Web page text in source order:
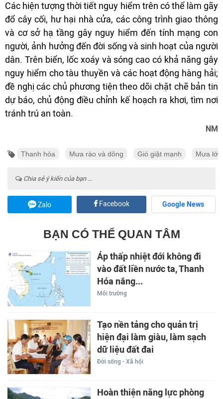
Các hiện tượng thời tiết nguy hiểm trên có thể làm gãy
đổ cây cối, hư hại nhà cửa, các công trình giao thông
và cơ sở hạ tầng gây nguy hiểm đến tính mạng con
người, ảnh hưởng đến đời sống và sinh hoạt của người
dân. Trên biển, lốc xoáy và sóng cao có khả năng gây
nguy hiểm cho tàu thuyền và các hoạt động hàng hải;
đề nghị các chủ phương tiện theo dõi chặt chẽ bản tin
dự báo, chủ động điều chỉnh kế hoạch ra khơi, tìm nơi
tránh trú an toàn.
NM
Thanh hóa Mưa rào và dông Gió giật mạnh Mưa lớn
Chia sẻ ý kiến của bạn ...
Zalo Facebook Google News
BẠN CÓ THỂ QUAN TÂM
Áp thấp nhiệt đới không đi
vào đất liền nước ta, Thanh
Hóa nắng...
Môi trường
Tạo nền tảng cho quản trị
hiện đại làm giàu, làm sạch
dữ liệu đất đai
Đời sống - Xã hội
Hoàn thiện năng lực phòng